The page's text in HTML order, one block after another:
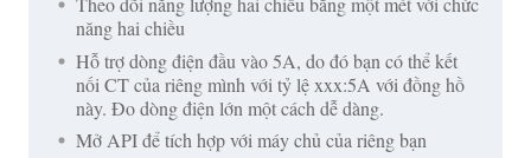
năng hai chiều
Hỗ trợ dòng điện đầu vào 5A, do đó bạn có thể kết
nối CT của riêng mình với tỷ lệ xxx:5A với đồng hồ
này. Đo dòng điện lớn một cách dễ dàng.
Mở API để tích hợp với máy chủ của riêng bạn